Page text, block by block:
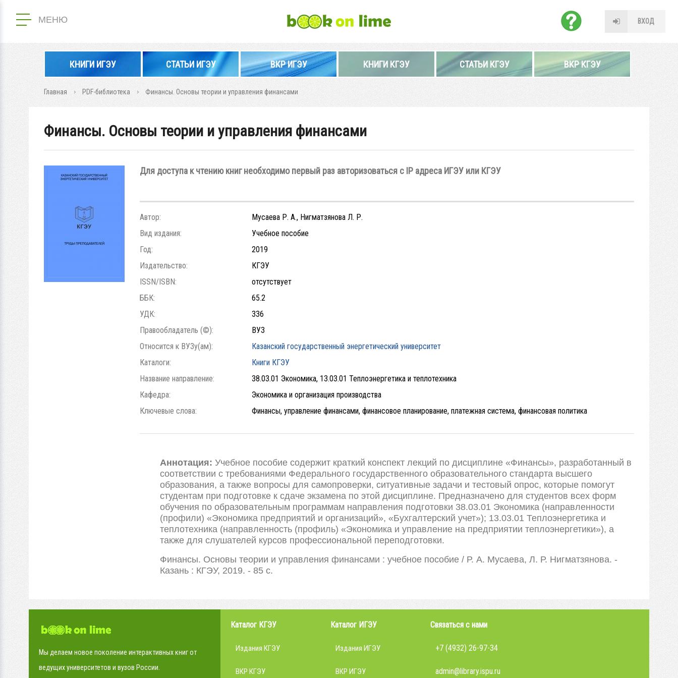
МЕНЮ ВХОД
КНИГИ ИГЭУ СТАТЬИ ИГЭУ ВКР ИГЭУ КНИГИ КГЭУ СТАТЬИ КГЭУ ВКР КГЭУ
Главная PDF-библиотека Финансы. Основы теории и управления финансами
Финансы. Основы теории и управления финансами
Для доступа к чтению книг необходимо первый раз авторизоваться с IP адреса ИГЭУ или КГЭУ
Автор:
Мусаева Р. А., Нигматзянова Л. Р.
Вид издания:
Учебное пособие
Год:
2019
Издательство:
КГЭУ
ISSN/ISBN:
отсутствует
ББК:
65.2
УДК:
336
Правообладатель (©):
ВУЗ
Относится к ВУЗу(ам):
Казанский государственный энергетический университет
Каталоги:
Книги КГЭУ
Название направление:
38.03.01 Экономика, 13.03.01 Теплоэнергетика и теплотехника
Кафедра:
Экономика и организация производства
Ключевые слова:
Финансы, управление финансами, финансовое планирование, платежная система, финансовая политика
Аннотация: Учебное пособие содержит краткий конспект лекций по дисциплине «Финансы», разработанный в
соответствии с требованиями Федерального государственного образовательного стандарта высшего
образования, а также вопросы для самопроверки, ситуативные задачи и тестовый опрос, которые помогут
студентам при подготовке к сдаче экзамена по этой дисциплине. Предназначено для студентов всех форм
обучения по образовательным программам направления подготовки 38.03.01 Экономика (направленности
(профили) «Экономика предприятий и организаций», «Бухгалтерский учет»); 13.03.01 Теплоэнергетика и
теплотехника (направленность (профиль) «Экономика и управление на предприятии теплоэнергетики»), а
также для слушателей курсов профессиональной переподготовки.
Финансы. Основы теории и управления финансами : учебное пособие / Р. А. Мусаева, Л. Р. Нигматзянова. -
Казань : КГЭУ, 2019. - 85 с.
Мы делаем новое поколение интерактивных книг от
ведущих университетов и вузов России.
Каталог КГЭУ
Издания КГЭУ
ВКР КГЭУ
Каталог ИГЭУ
Издания ИГЭУ
ВКР ИГЭУ
Связаться с нами
+7 (4932) 26-97-34
admin@library.ispu.ru